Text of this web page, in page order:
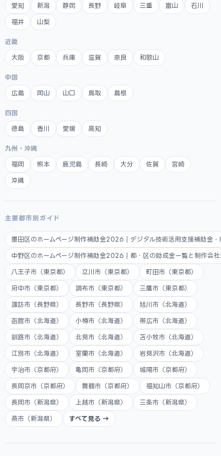
愛知 新潟 静岡 長野 岐阜 三重 富山 石川
福井 山梨
近畿
大阪 京都 兵庫 滋賀 奈良 和歌山
中国
広島 岡山 山口 鳥取 島根
四国
徳島 香川 愛媛 高知
九州・沖縄
福岡 熊本 鹿児島 長崎 大分 佐賀 宮崎
沖縄
主要都市別ガイド
墨田区のホームページ制作補助金2026｜デジタル技術活用支援補助金
中野区のホームページ制作補助金2026｜都・区の助成金一覧と制作会
八王子市（東京都） 立川市（東京都） 町田市（東京都）
府中市（東京都） 調布市（東京都） 三鷹市（東京都）
諏訪市（長野県） 長野市（長野県） 旭川市（北海道）
函館市（北海道） 小樽市（北海道） 帯広市（北海道）
釧路市（北海道） 北見市（北海道） 苫小牧市（北海道）
江別市（北海道） 室蘭市（北海道） 岩見沢市（北海道）
宇治市（京都府） 亀岡市（京都府） 城陽市（京都府）
長岡京市（京都府） 舞鶴市（京都府） 福知山市（京都府）
長岡市（新潟県） 上越市（新潟県） 三条市（新潟県）
燕市（新潟県） すべて見る →